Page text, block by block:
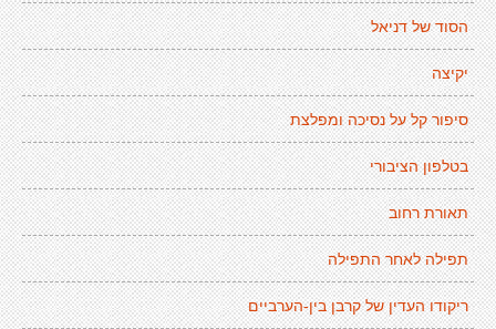
הסוד של דניאל
יקיצה
סיפור קל על נסיכה ומפלצת
בטלפון הציבורי
תאורת רחוב
תפילה לאחר התפילה
ריקודו העדין של קרבן בין-הערביים